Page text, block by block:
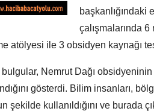
başkanlığındaki
çalışmalarında 6
atölyesi ile 3 obsidyen kaynağı
Nemrut Dağı
gösterdi. Bilim insanları,
şekilde kullanıldığını ve burada